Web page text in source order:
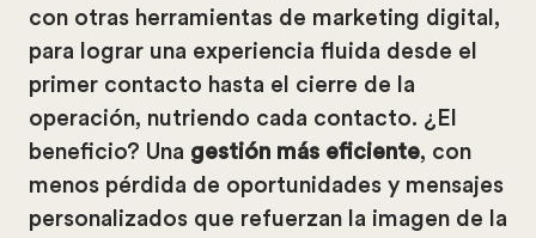
con otras herramientas de marketing digital,
para lograr una experiencia fluida desde el
primer contacto hasta el cierre de la
operación, nutriendo cada contacto. ¿El
beneficio? Una gestión más eficiente, con
menos pérdida de oportunidades y mensajes
personalizados que refuerzan la imagen de la